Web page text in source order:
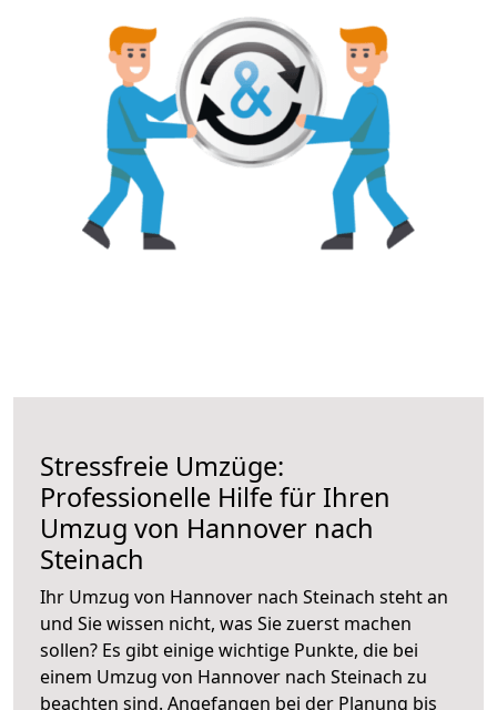
Stressfreie Umzüge:
Professionelle Hilfe für Ihren
Umzug von Hannover nach
Steinach
Ihr Umzug von Hannover nach Steinach steht an
und Sie wissen nicht, was Sie zuerst machen
sollen? Es gibt einige wichtige Punkte, die bei
einem Umzug von Hannover nach Steinach zu
beachten sind. Angefangen bei der Planung bis